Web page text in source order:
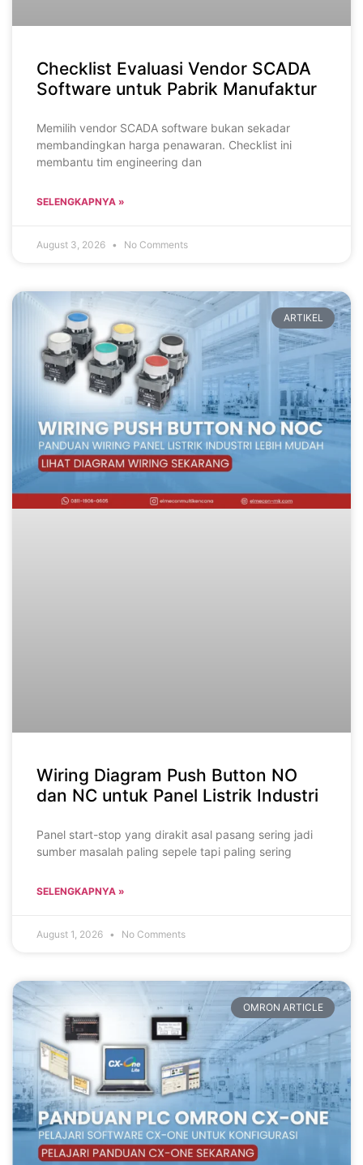
Checklist Evaluasi Vendor SCADA
Software untuk Pabrik Manufaktur
Memilih vendor SCADA software bukan sekadar
membandingkan harga penawaran. Checklist ini
membantu tim engineering dan
SELENGKAPNYA »
August 3, 2026 No Comments
ARTIKEL
Wiring Diagram Push Button NO
dan NC untuk Panel Listrik Industri
Panel start-stop yang dirakit asal pasang sering jadi
sumber masalah paling sepele tapi paling sering
SELENGKAPNYA »
August 1, 2026 No Comments
OMRON ARTICLE